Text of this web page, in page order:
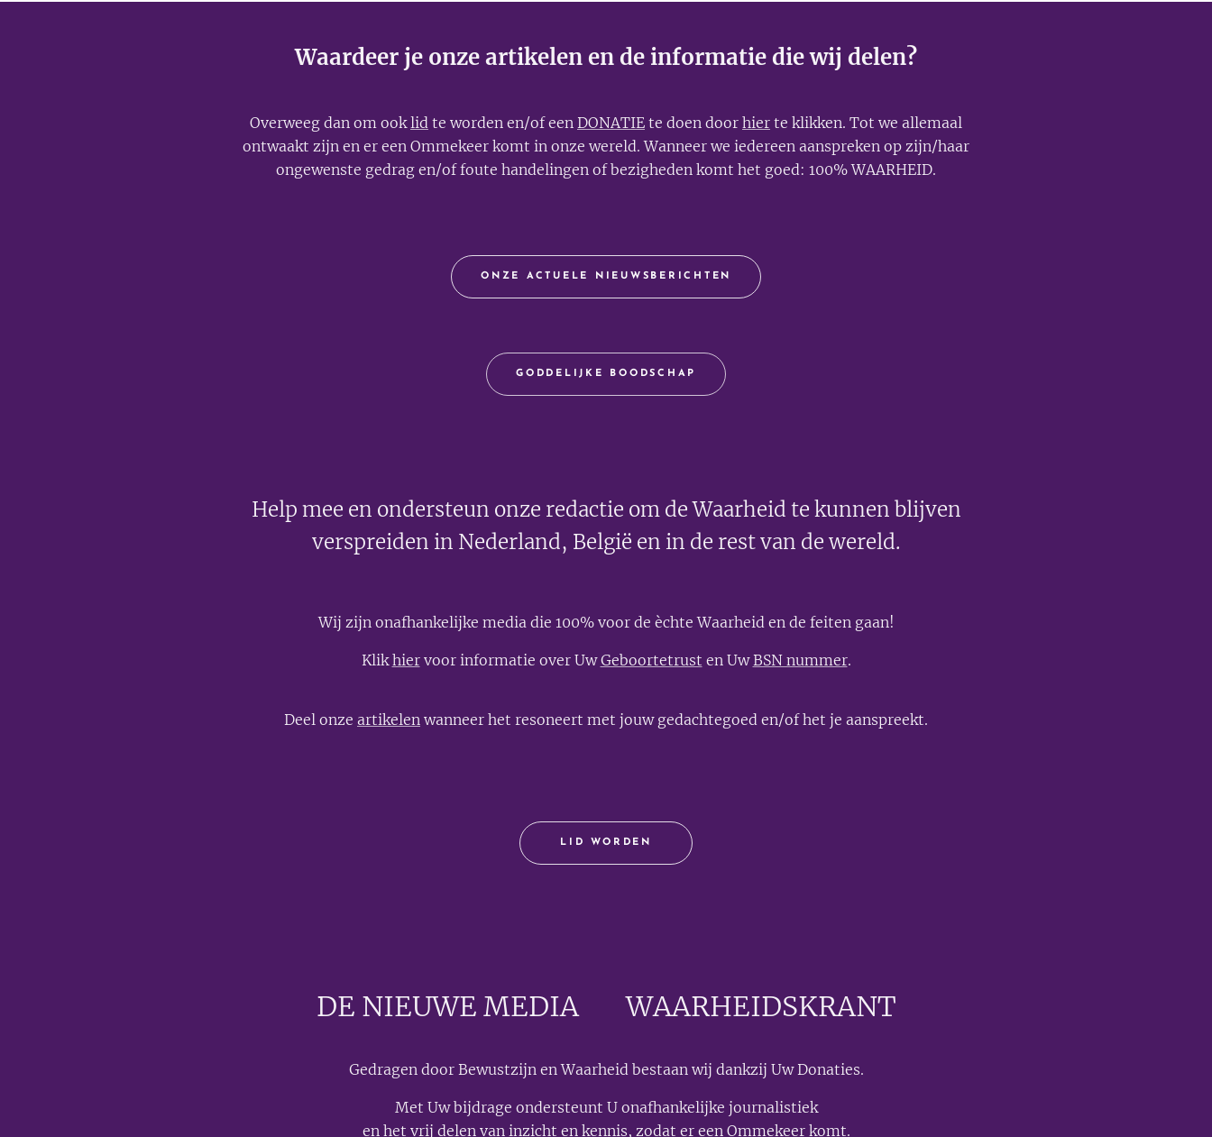
Waardeer je onze artikelen en de informatie die wij delen?
Overweeg dan om ooklid te worden en/of een DONATIE te doen door hier te klikken. Tot we allemaal
ontwaakt zijn en er een Ommekeer komt in onze wereld. Wanneer we iedereen aanspreken op zijn/haar
ongewenste gedrag en/of foute handelingen of bezigheden komt het goed: 100% WAARHEID.
ONZE ACTUELE NIEUWSBERICHTEN
GODDELIJKE BOODSCHAP
Help mee en ondersteun onze redactie om de Waarheid te kunnen blijven
verspreiden in Nederland, België en in de rest van de wereld.
Wij zijn onafhankelijke media die 100% voor de èchte Waarheid en de feiten gaan!
Klikhiervoor informatie over UwGeboortetrust en UwBSN nummer.
Deel onze artikelen wanneer het resoneert met jouw gedachtegoed en/of het je aanspreekt.
LID WORDEN
DE NIEUWE MEDIA🟣WAARHEIDSKRANT
Gedragen door Bewustzijn en Waarheid bestaan wij dankzij Uw Donaties.
Met Uw bijdrage ondersteunt U onafhankelijke journalistiek
en het vrij delen van inzicht en kennis, zodat er een Ommekeer komt.